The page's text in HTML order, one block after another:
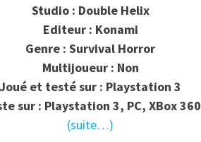
Studio : Double Helix
Editeur : Konami
Genre : Survival Horror
Multijoueur : Non
Joué et testé sur : Playstation 3
sur : Playstation 3, PC, XBox 360
(suite…)